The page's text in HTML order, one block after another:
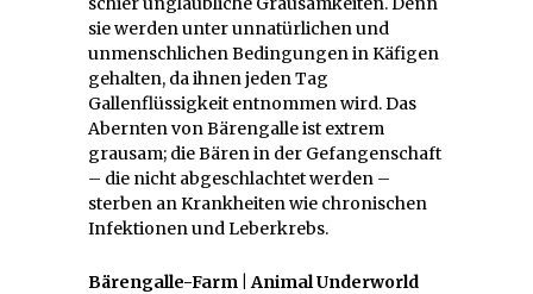
sie werden unter unnatürlichen und
unmenschlichen Bedingungen in Käfigen
gehalten, da ihnen jeden Tag
Gallenflüssigkeit entnommen wird. Das
Abernten von Bärengalle ist extrem
grausam; die Bären in der Gefangenschaft
– die nicht abgeschlachtet werden –
sterben an Krankheiten wie chronischen
Infektionen und Leberkrebs.
Bärengalle-Farm | Animal Underworld